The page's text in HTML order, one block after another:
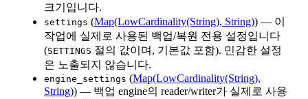
크기입니다.
settings (Map(LowCardinality(String), String)) — 이
작업에 실제로 사용된 백업/복원 전용 설정입니다
(SETTINGS 절의 값이며, 기본값 포함). 민감한 설정
은 노출되지 않습니다.
engine_settings (Map(LowCardinality(String),
String)) — 백업 engine의 reader/writer가 실제로 사용